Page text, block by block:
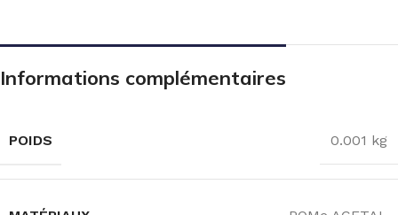
Informations complémentaires
POIDS 0.001 kg